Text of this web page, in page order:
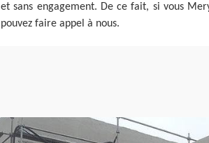
et sans engagement. De ce fait, si vous
pouvez faire appel à nous.